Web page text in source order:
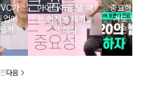
가
에
까
아이디어를 낼 때
는 한계를 제껴놓
고 해라
중요한
겨도
은 합
다음